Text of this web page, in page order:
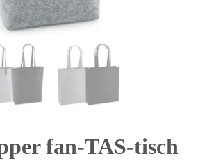
fan-TAS-tisch